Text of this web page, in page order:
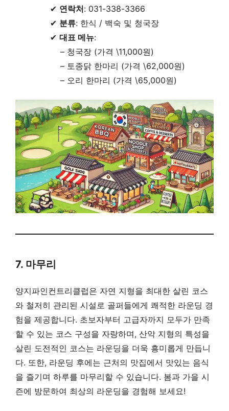
✔ 연락처: 031-338-3366
✔ 분류: 한식 / 백숙 및 청국장
✔ 대표 메뉴:
– 청국장 (가격 \11,000원)
– 토종닭 한마리 (가격 \62,000원)
– 오리 한마리 (가격 \65,000원)
7. 마무리
양지파인컨트리클럽은 자연 지형을 최대한 살린 코스
와 철저히 관리된 시설로 골퍼들에게 쾌적한 라운딩 경
험을 제공합니다. 초보자부터 고급자까지 모두가 만족
할 수 있는 코스 구성을 자랑하며, 산악 지형의 특성을
살린 도전적인 코스는 라운딩을 더욱 흥미롭게 만듭니
다. 또한, 라운딩 후에는 근처의 맛집에서 맛있는 음식
을 즐기며 하루를 마무리할 수 있습니다. 봄과 가을 시
즌에 방문하여 최상의 라운딩을 경험해 보세요!